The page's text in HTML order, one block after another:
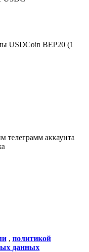
USDCoin BEP20 (1
телеграмм аккаунта
, политикой
данных